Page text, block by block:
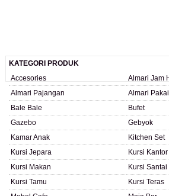
KATEGORI PRODUK
Accesories
Almari Jam
Almari Pajangan
Almari
Bale Bale
Bufet
Gazebo
Gebyok
Kamar Anak
Kitchen Set
Kursi Jepara
Kursi Kantor
Kursi Makan
Kursi Santai
Kursi Tamu
Kursi Teras